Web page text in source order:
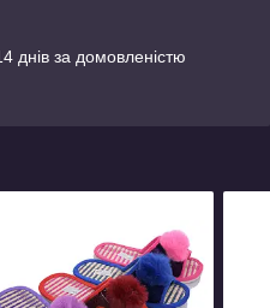
днів за домовленістю